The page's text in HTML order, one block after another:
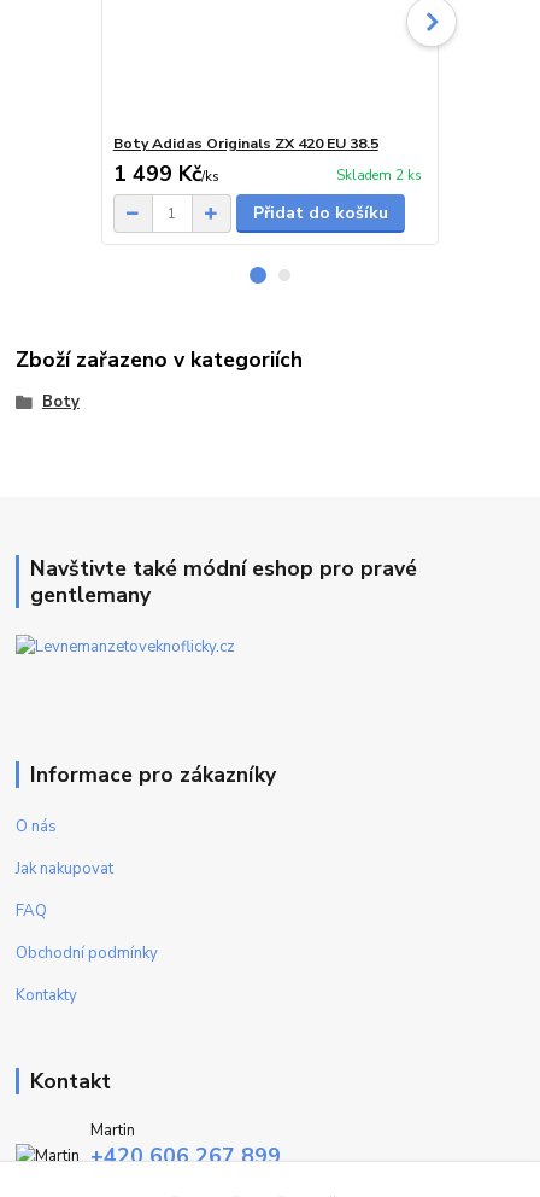
Boty Adidas Originals ZX 420 EU 38.5
1 499 Kč/ks Skladem 2 ks
Přidat do košíku
Zboží zařazeno v kategoriích
Boty
Navštivte také módní eshop pro pravé
gentlemany
Informace pro zákazníky
O nás
Jak nakupovat
FAQ
Obchodní podmínky
Kontakty
Kontakt
Martin
+420 606 267 899